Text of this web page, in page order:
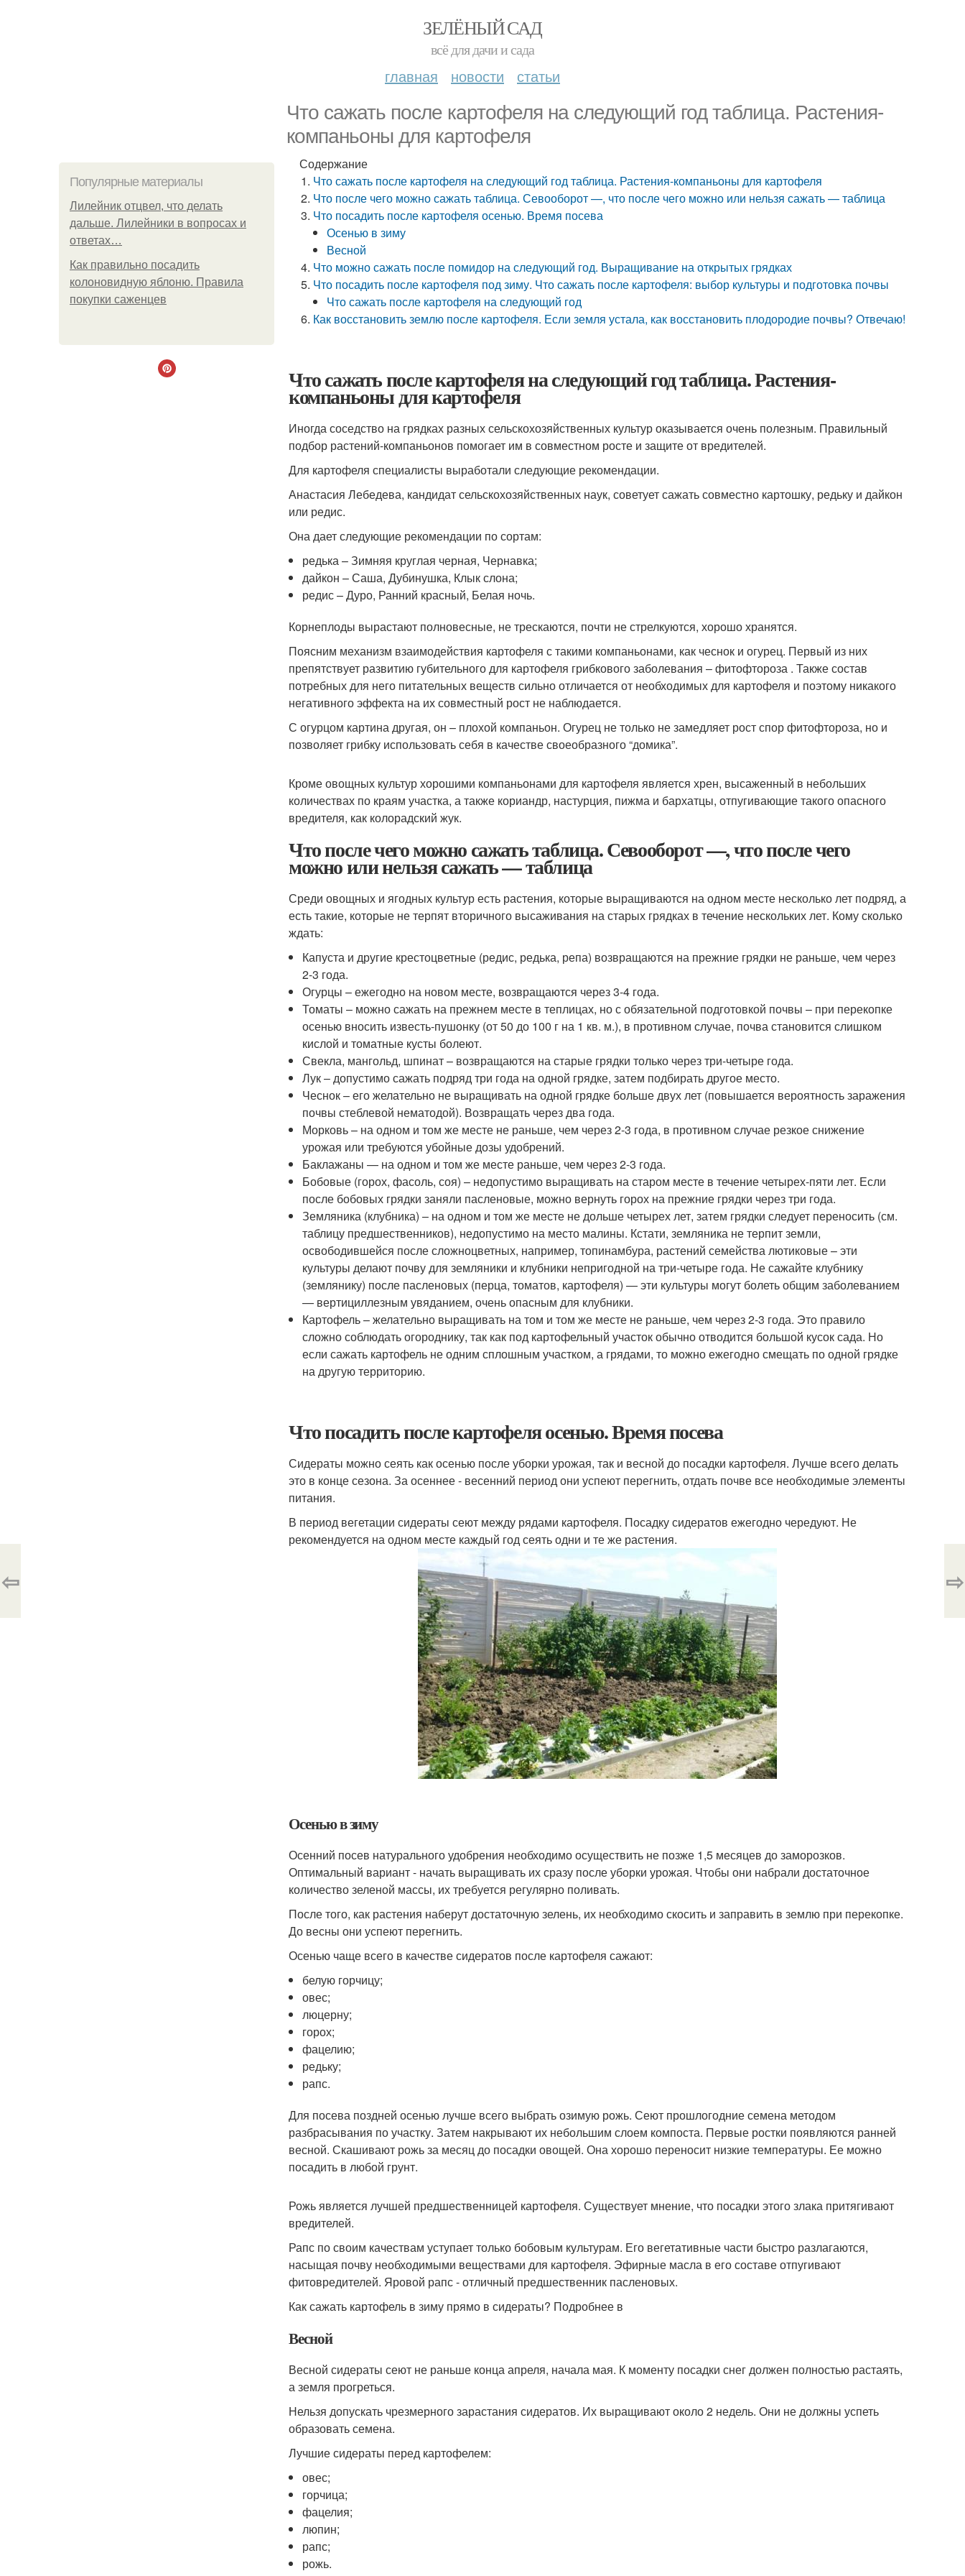
ЗЕЛЁНЫЙ САД
всё для дачи и сада
главная новости статьи
Что сажать после картофеля на следующий год таблица. Растения-
компаньоны для картофеля
Популярные материалы
Лилейник отцвел, что делать
дальше. Лилейники в вопросах и
ответах…
Как правильно посадить
колоновидную яблоню. Правила
покупки саженцев
Содержание
Что сажать после картофеля на следующий год таблица. Растения-компаньоны для картофеля
Что после чего можно сажать таблица. Севооборот —, что после чего можно или нельзя сажать — таблица
Что посадить после картофеля осенью. Время посева
Осенью в зиму
Весной
Что можно сажать после помидор на следующий год. Выращивание на открытых грядках
Что посадить после картофеля под зиму. Что сажать после картофеля: выбор культуры и подготовка почвы
Что сажать после картофеля на следующий год
Как восстановить землю после картофеля. Если земля устала, как восстановить плодородие почвы? Отвечаю!
Что сажать после картофеля на следующий год таблица. Растения-
компаньоны для картофеля
Иногда соседство на грядках разных сельскохозяйственных культур оказывается очень полезным. Правильный
подбор растений-компаньонов помогает им в совместном росте и защите от вредителей.
Для картофеля специалисты выработали следующие рекомендации.
Анастасия Лебедева, кандидат сельскохозяйственных наук, советует сажать совместно картошку, редьку и дайкон
или редис.
Она дает следующие рекомендации по сортам:
редька – Зимняя круглая черная, Чернавка;
дайкон – Саша, Дубинушка, Клык слона;
редис – Дуро, Ранний красный, Белая ночь.
Корнеплоды вырастают полновесные, не трескаются, почти не стрелкуются, хорошо хранятся.
Поясним механизм взаимодействия картофеля с такими компаньонами, как чеснок и огурец. Первый из них
препятствует развитию губительного для картофеля грибкового заболевания – фитофтороза . Также состав
потребных для него питательных веществ сильно отличается от необходимых для картофеля и поэтому никакого
негативного эффекта на их совместный рост не наблюдается.
С огурцом картина другая, он – плохой компаньон. Огурец не только не замедляет рост спор фитофтороза, но и
позволяет грибку использовать себя в качестве своеобразного “домика”.
Кроме овощных культур хорошими компаньонами для картофеля является хрен, высаженный в небольших
количествах по краям участка, а также кориандр, настурция, пижма и бархатцы, отпугивающие такого опасного
вредителя, как колорадский жук.
Что после чего можно сажать таблица. Севооборот —, что после чего
можно или нельзя сажать — таблица
Среди овощных и ягодных культур есть растения, которые выращиваются на одном месте несколько лет подряд, а
есть такие, которые не терпят вторичного высаживания на старых грядках в течение нескольких лет. Кому сколько
ждать:
Капуста и другие крестоцветные (редис, редька, репа) возвращаются на прежние грядки не раньше, чем через
2-3 года.
Огурцы – ежегодно на новом месте, возвращаются через 3-4 года.
Томаты – можно сажать на прежнем месте в теплицах, но с обязательной подготовкой почвы – при перекопке
осенью вносить известь-пушонку (от 50 до 100 г на 1 кв. м.), в противном случае, почва становится слишком
кислой и томатные кусты болеют.
Свекла, мангольд, шпинат – возвращаются на старые грядки только через три-четыре года.
Лук – допустимо сажать подряд три года на одной грядке, затем подбирать другое место.
Чеснок – его желательно не выращивать на одной грядке больше двух лет (повышается вероятность заражения
почвы стеблевой нематодой). Возвращать через два года.
Морковь – на одном и том же месте не раньше, чем через 2-3 года, в противном случае резкое снижение
урожая или требуются убойные дозы удобрений.
Баклажаны — на одном и том же месте раньше, чем через 2-3 года.
Бобовые (горох, фасоль, соя) – недопустимо выращивать на старом месте в течение четырех-пяти лет. Если
после бобовых грядки заняли пасленовые, можно вернуть горох на прежние грядки через три года.
Земляника (клубника) – на одном и том же месте не дольше четырех лет, затем грядки следует переносить (см.
таблицу предшественников), недопустимо на место малины. Кстати, земляника не терпит земли,
освободившейся после сложноцветных, например, топинамбура, растений семейства лютиковые – эти
культуры делают почву для земляники и клубники непригодной на три-четыре года. Не сажайте клубнику
(землянику) после пасленовых (перца, томатов, картофеля) — эти культуры могут болеть общим заболеванием
— вертициллезным увяданием, очень опасным для клубники.
Картофель – желательно выращивать на том и том же месте не раньше, чем через 2-3 года. Это правило
сложно соблюдать огороднику, так как под картофельный участок обычно отводится большой кусок сада. Но
если сажать картофель не одним сплошным участком, а грядами, то можно ежегодно смещать по одной грядке
на другую территорию.
Что посадить после картофеля осенью. Время посева
Сидераты можно сеять как осенью после уборки урожая, так и весной до посадки картофеля. Лучше всего делать
это в конце сезона. За осеннее - весенний период они успеют перегнить, отдать почве все необходимые элементы
питания.
В период вегетации сидераты сеют между рядами картофеля. Посадку сидератов ежегодно чередуют. Не
рекомендуется на одном месте каждый год сеять одни и те же растения.
Осенью в зиму
Осенний посев натурального удобрения необходимо осуществить не позже 1,5 месяцев до заморозков.
Оптимальный вариант - начать выращивать их сразу после уборки урожая. Чтобы они набрали достаточное
количество зеленой массы, их требуется регулярно поливать.
После того, как растения наберут достаточную зелень, их необходимо скосить и заправить в землю при перекопке.
До весны они успеют перегнить.
Осенью чаще всего в качестве сидератов после картофеля сажают:
белую горчицу;
овес;
люцерну;
горох;
фацелию;
редьку;
рапс.
Для посева поздней осенью лучше всего выбрать озимую рожь. Сеют прошлогодние семена методом
разбрасывания по участку. Затем накрывают их небольшим слоем компоста. Первые ростки появляются ранней
весной. Скашивают рожь за месяц до посадки овощей. Она хорошо переносит низкие температуры. Ее можно
посадить в любой грунт.
Рожь является лучшей предшественницей картофеля. Существует мнение, что посадки этого злака притягивают
вредителей.
Рапс по своим качествам уступает только бобовым культурам. Его вегетативные части быстро разлагаются,
насыщая почву необходимыми веществами для картофеля. Эфирные масла в его составе отпугивают
фитовредителей. Яровой рапс - отличный предшественник пасленовых.
Как сажать картофель в зиму прямо в сидераты? Подробнее в
Весной
Весной сидераты сеют не раньше конца апреля, начала мая. К моменту посадки снег должен полностью растаять,
а земля прогреться.
Нельзя допускать чрезмерного зарастания сидератов. Их выращивают около 2 недель. Они не должны успеть
образовать семена.
Лучшие сидераты перед картофелем:
овес;
горчица;
фацелия;
люпин;
рапс;
рожь.
⇦ ⇨